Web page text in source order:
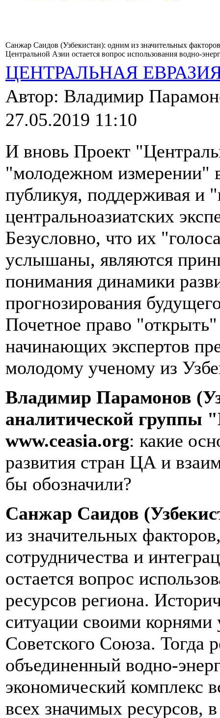
Санжар Саидов (Узбекистан): одним из значительных
Центральной Азии остается вопрос использования водно-
ЦЕНТРАЛЬНАЯ
Автор: Владимир
27.05.2019 11:10
И вновь Проект
"молодежном измерении"
публикуя, поддерживая и
центральноазиатских
Безусловно, что их
услышаны, являются
понимания динамики
прогнозирования
Почетное право
начинающих экспертов
молодому ученому из
Владимир Парамонов
аналитической группы
www.ceasia.org: какие
развития стран ЦА и
бы обозначили?
Санжар Саидов
из значительных
сотрудничества и
остается вопрос
ресурсов региона.
ситуации своими
Советского Союза. Тогда
объединенный водно-
экономический комплекс
всех значимых ресурсов,